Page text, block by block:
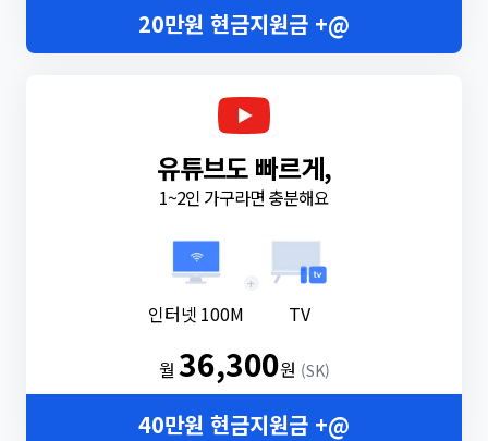
20만원 현금지원금 +@
유튜브도 빠르게,
1~2인 가구라면 충분해요
인터넷 100M
+
TV
월36,300원 (SK)
40만원 현금지원금 +@